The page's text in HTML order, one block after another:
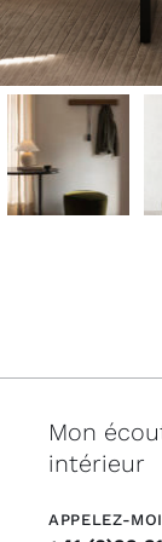
Mon
intérieur
APPELEZ-MOI